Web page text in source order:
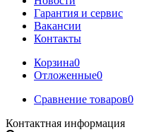
Гарантия и сервис
Вакансии
Контакты
Корзина0
Отложенные0
Сравнение товаров0
Контактная информация